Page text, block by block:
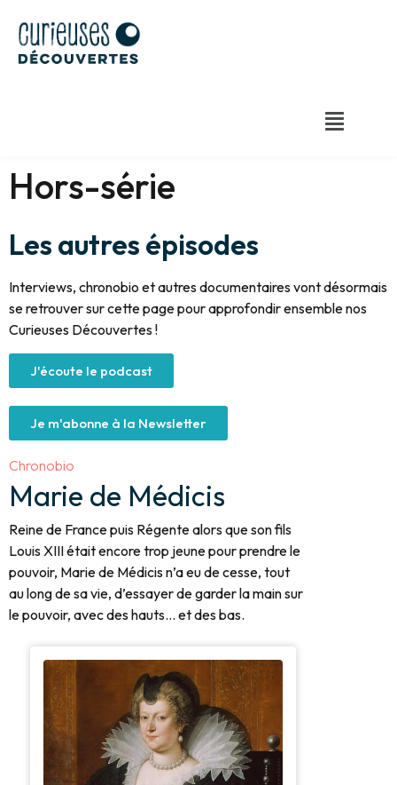
Hors-série
Les autres épisodes
Interviews, chronobio et autres documentaires vont désormais
se retrouver sur cette page pour approfondir ensemble nos
Curieuses Découvertes !
J'écoute le podcast
Je m'abonne à la Newsletter
Chronobio
Marie de Médicis
Reine de France puis Régente alors que son fils
Louis XIII était encore trop jeune pour prendre le
pouvoir, Marie de Médicis n’a eu de cesse, tout
au long de sa vie, d’essayer de garder la main sur
le pouvoir, avec des hauts… et des bas.